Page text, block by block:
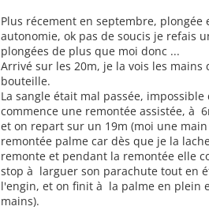
Plus récement en septembre,
autonomie, ok pas de soucis je refais
plongées de plus que moi donc ...
Arrivé sur les 20m, je la vois les
bouteille.
La sangle était mal passée,
commence une remontée assistée, à
et on repart sur un 19m (moi une
remontée palme car dès que je la
remonte et pendant la remontée elle
stop à larguer son parachute tout en
l'engin, et on finit à la palme en plein
mains).